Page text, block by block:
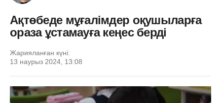
Ақтөбеде мұғалімдер оқушыларға
ораза ұстамауға кеңес берді
Жарияланған күні:
13 наурыз 2024, 13:08